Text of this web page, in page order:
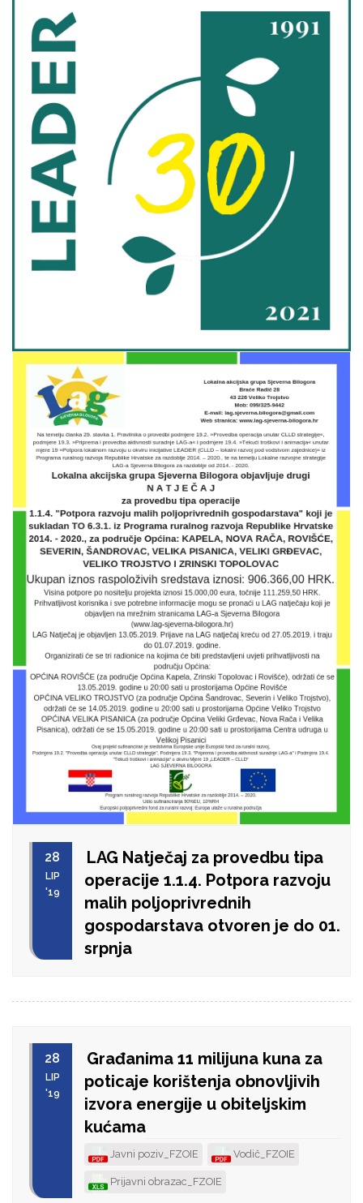
28
LIP
'19
LAG Natječaj za provedbu tipa
operacije 1.1.4. Potpora razvoju
malih poljoprivrednih
gospodarstava otvoren je do 01.
srpnja
28
LIP
'19
Građanima 11 milijuna kuna za
poticaje korištenja obnovljivih
izvora energije u obiteljskim
kućama
Javni poziv_FZOIE Vodič_FZOIE
Prijavni obrazac_FZOIE